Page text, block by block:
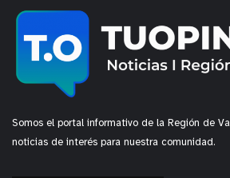
Somos el portal informativo de la Región de
noticias de interés para nuestra comunidad.